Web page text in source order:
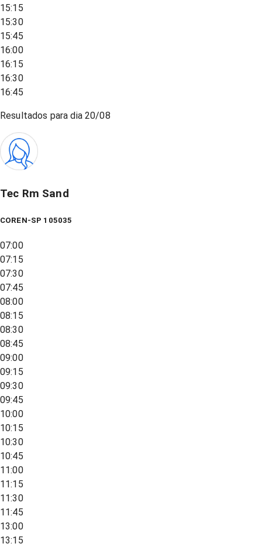
15:15
15:30
15:45
16:00
16:15
16:30
16:45
Resultados para dia20/08
Tec Rm Sand
COREN-SP 105035
07:00
07:15
07:30
07:45
08:00
08:15
08:30
08:45
09:00
09:15
09:30
09:45
10:00
10:15
10:30
10:45
11:00
11:15
11:30
11:45
13:00
13:15